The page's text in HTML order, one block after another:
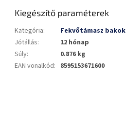
Kiegészítő paraméterek
Kategória:
Fekvőtámasz bakok
Jótállás:
12 hónap
Súly:
0.876 kg
EAN vonalkód: 8595153671600